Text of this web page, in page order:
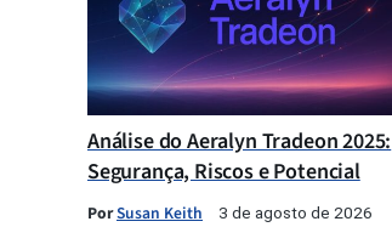
Análise do Aeralyn Tradeon 2025:
Segurança, Riscos e Potencial
PorSusan Keith 3 de agosto de 2026